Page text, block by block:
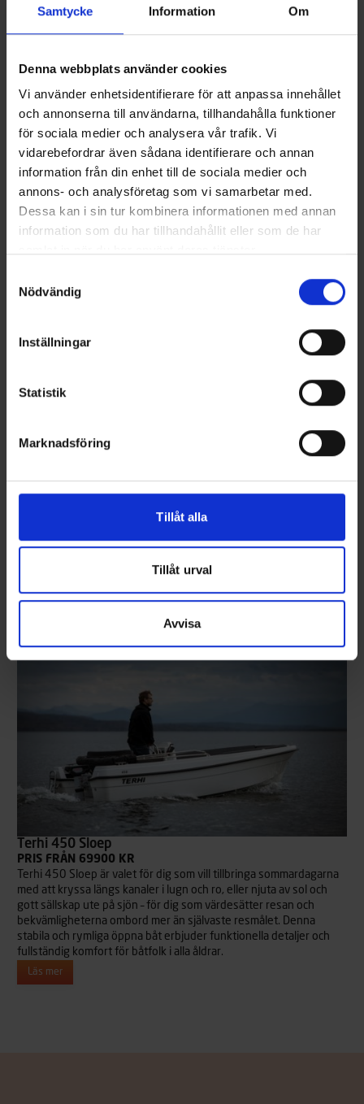
Samtycke Information Om
Denna webbplats använder cookies
Vi använder enhetsidentifierare för att anpassa innehållet
och annonserna till användarna, tillhandahålla funktioner
för sociala medier och analysera vår trafik. Vi
vidarebefordrar även sådana identifierare och annan
information från din enhet till de sociala medier och
annons- och analysföretag som vi samarbetar med.
Dessa kan i sin tur kombinera informationen med annan
information som du har tillhandahållit eller som de har
Nödvändig
Inställningar
Statistik
Marknadsföring
Tillåt alla
Tillåt urval
Avvisa
PRIS FRÅN 91900 KR
Terhi 450 SC är rymlig stug- och allmänbåt med sidopulpet. Den är
väldigt stadig, och passar därför både som förbindelse-, fiske- och
allmänbåt, men även som båt för familjens yngre båtåkare. Dess
förstärkta akterspegel möjliggör montering av en upp till 40 hk:s
utombordare, något som särskilt förbättrar båtens bärkraft.
Läs mer
med att kryssa längs kanaler i lugn och ro, eller njuta av sol och
gott sällskap ute på sjön – för dig som värdesätter resan och
bekvämligheterna ombord mer än självaste resmålet. Denna
stabila och rymliga öppna båt erbjuder funktionella detaljer och
Läs mer
Terhi 450 Sloep
PRIS FRÅN 69900 KR
Terhi 450 Sloep är valet för dig som vill tillbringa sommardagarna
med att kryssa längs kanaler i lugn och ro, eller njuta av sol och
gott sällskap ute på sjön – för dig som värdesätter resan och
bekvämligheterna ombord mer än självaste resmålet. Denna
stabila och rymliga öppna båt erbjuder funktionella detaljer och
fullständig komfort för båtfolk i alla åldrar.
Läs mer